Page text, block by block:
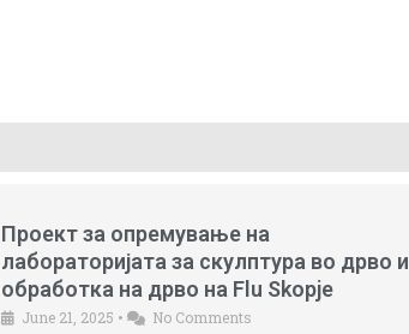
Проект за опремување на
лабораторијата за скулптура во дрво и
обработка на дрво на Flu Skopje
June 21, 2025 • No Comments